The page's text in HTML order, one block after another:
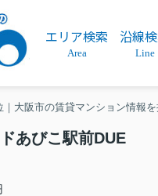
エリア検索
Area
沿線
Line
｜大阪市の賃貸マンション情報
あびこ駅前DUE